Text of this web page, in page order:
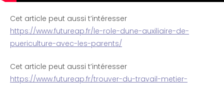
Cet article peut aussi t’intéresser
https://www.futureap.fr/le-role-dune-auxiliaire-de-
puericulture-avec-les-parents/
Cet article peut aussi t’intéresser
https://www.futureap.fr/trouver-du-travail-metier-